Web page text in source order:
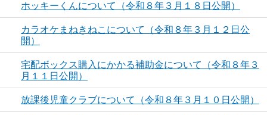
ホッキーくんについて（令和８年３月１８日公開）
カラオケまねきねこについて（令和８年３月１２日公
開）
宅配ボックス購入にかかる補助金について（令和８年３
月１１日公開）
放課後児童クラブについて（令和８年３月１０日公開）